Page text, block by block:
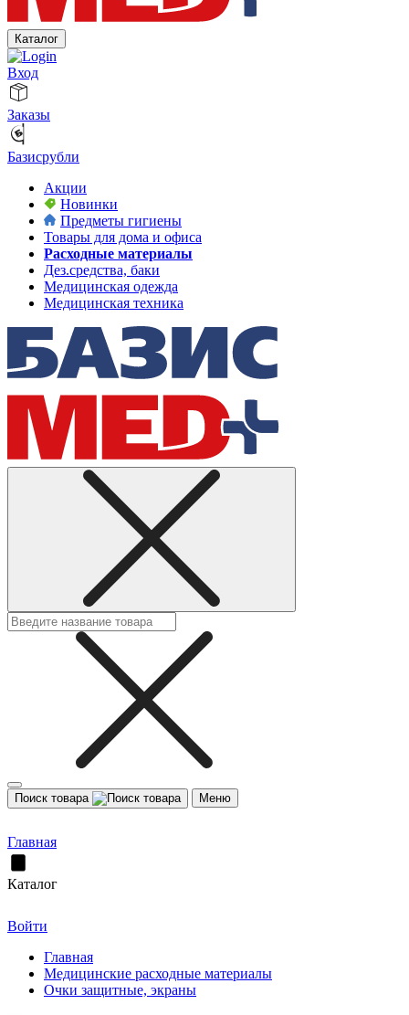
Каталог
Вход
Заказы
Базисрубли
Акции
Новинки
Предметы гигиены
Товары для дома и офиса
Расходные материалы
Дез.средства, баки
Медицинская одежда
Медицинская техника
Поиск товара Меню
Главная
Каталог
Войти
Главная
Медицинские расходные материалы
Очки защитные, экраны